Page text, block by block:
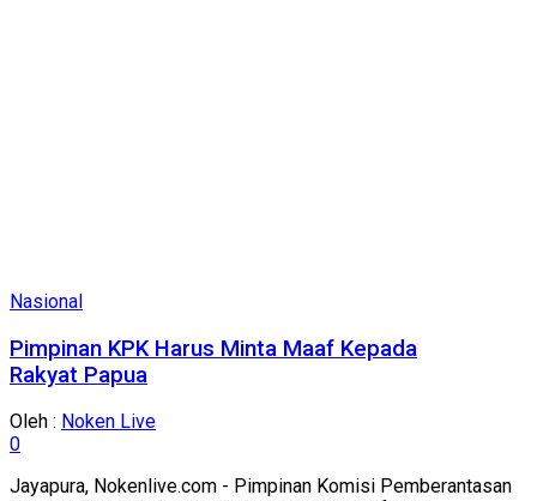
Nasional
Pimpinan KPK Harus Minta Maaf Kepada
Rakyat Papua
Oleh : Noken Live
0
Jayapura, Nokenlive.com - Pimpinan Komisi Pemberantasan